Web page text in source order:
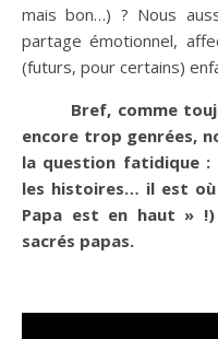
mais bon…) ? Nous
partage émotionnel,
(futurs, pour certains)
Bref, comme
encore trop genrées,
la question fatidique :
les histoires… il est où
Papa est en haut »
sacrés papas.